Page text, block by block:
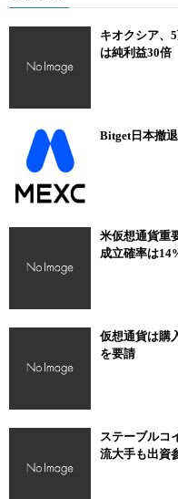
キオクシア、
は純利益30倍
Bitget日本撤
米仮想通貨重
成立確率は
仮想通貨は購
を要請
ステーブルコ
流大手も出資